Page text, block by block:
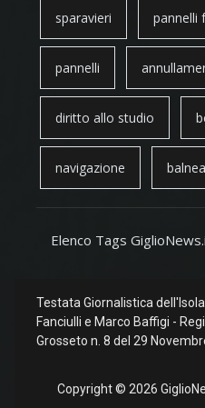
sparavieri pannelli
pannelli
diritto allo studio
navigazione
Elenco Tags
Testata Giornalistica
Fanciulli e Marco Baffigi -
Grosseto n. 8 del 29
Copyright © 2026